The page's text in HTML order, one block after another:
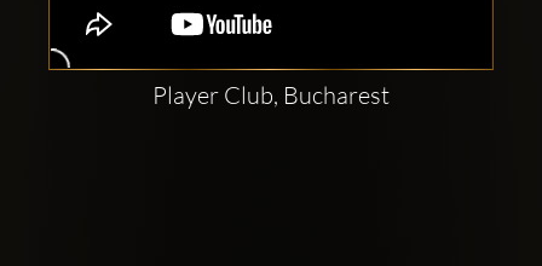
Player Club, Bucharest